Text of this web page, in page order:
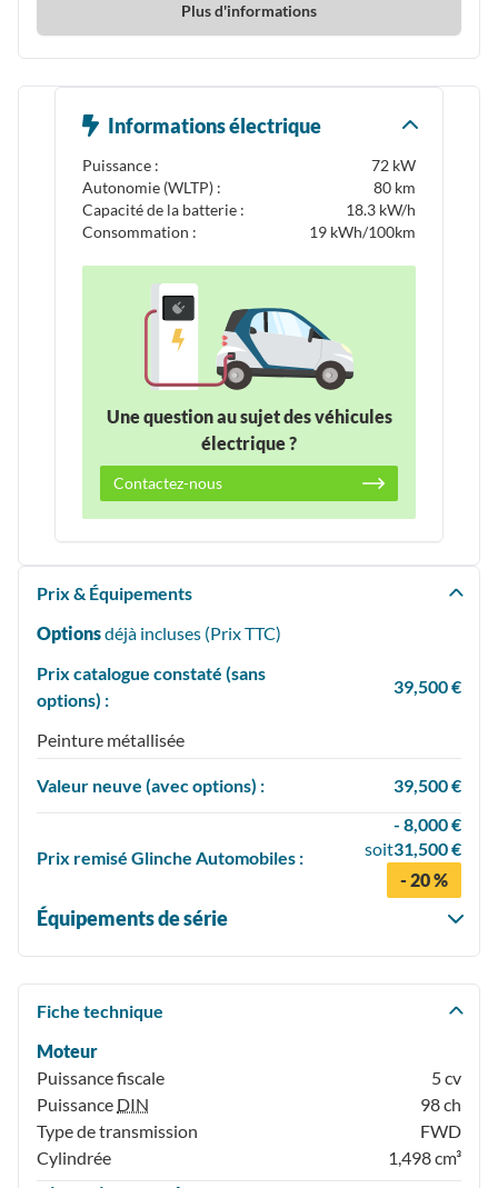
Plus d'informations
Informations électrique
Puissance :
72 kW
Autonomie (WLTP) :
80 km
Capacité de la batterie :
18.3 kW/h
Consommation :
19 kWh/100km
Une question au sujet des véhicules
électrique ?
Contactez-nous
Prix & Équipements
Optionsdéjà incluses (PrixTTC)
Prix catalogue constaté (sans
options) :
39,500 €
Peinture métallisée
Valeur neuve (avec options) : 39,500 €
Prix remisé Glinche Automobiles :
- 8,000 €
soit31,500 €
- 20 %
Équipements de série
Fiche technique
Moteur
Puissance fiscale
5 cv
Puissance DIN
98 ch
Type de transmission
FWD
Cylindrée
1,498 cm³